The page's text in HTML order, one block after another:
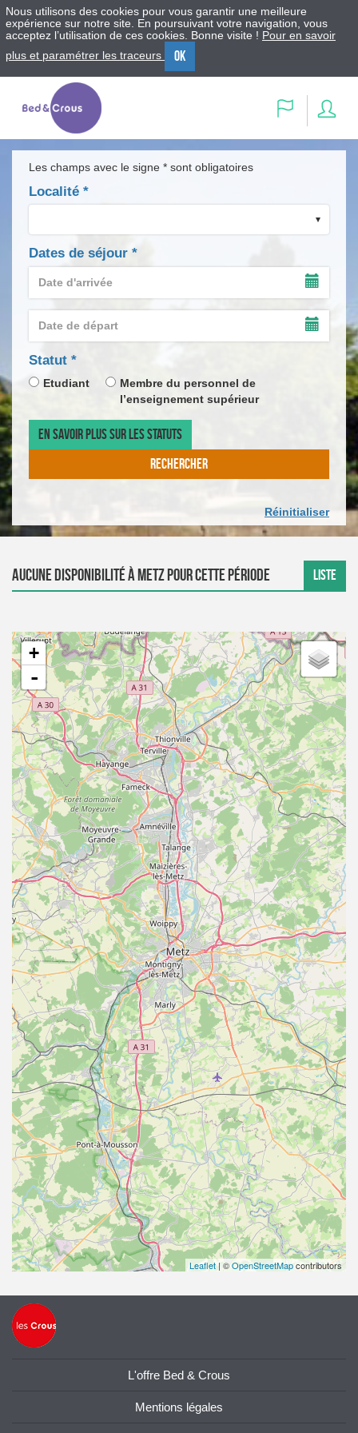
Nous utilisons des cookies pour vous garantir une meilleure
expérience sur notre site. En poursuivant votre navigation, vous
acceptez l’utilisation de ces cookies. Bonne visite ! Pour en savoir
plus et paramétrer les traceurs
OK
Langue
Les champs avec le signe * sont obligatoires
Localité *
Dates de séjour *
d'arrivée
LE
DE
SAISIE
DATE
de
*
SAISIE
DATE
DE
Statut *champ
obligatoire
Etudiant
Membre du personnel de
l’enseignement supérieur
EN SAVOIR PLUS SUR LES STATUTS
RECHERCHER
Réinitialiser
Aucune disponibilité à Metz pour cette période LISTE
+
-
Leaflet | ©OpenStreetMapcontributors
L'offre Bed & Crous
Mentions légales